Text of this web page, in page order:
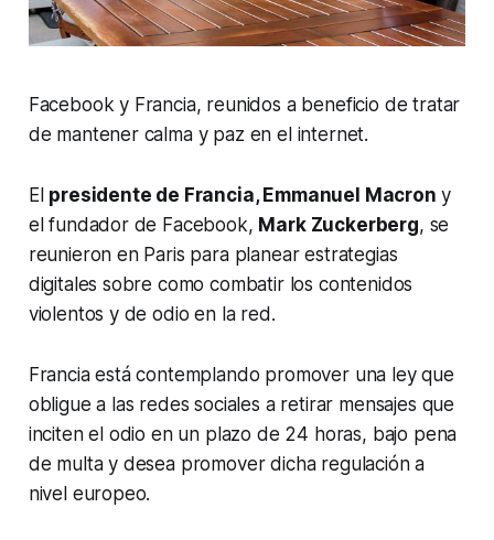
Facebook y Francia, reunidos a beneficio de tratar
de mantener calma y paz en el internet.
El presidente de Francia, Emmanuel Macron y
el fundador de Facebook, Mark Zuckerberg, se
reunieron en Paris para planear estrategias
digitales sobre como combatir los contenidos
violentos y de odio en la red.
Francia está contemplando promover una ley que
obligue a las redes sociales a retirar mensajes que
inciten el odio en un plazo de 24 horas, bajo pena
de multa y desea promover dicha regulación a
nivel europeo.